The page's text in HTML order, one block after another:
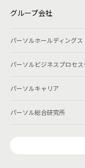
グループ会社
パーソルホールディングス
パーソルビジネスプロセ
パーソルキャリア
パーソル総合研究所